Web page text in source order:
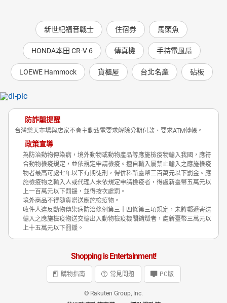
新世紀福音戰士 住宿券 馬頭魚
HONDA本田 CR-V 6 傳真機 手持電風扇
LOEWE Hammock 貨櫃屋 台北名產 砧板
防詐騙提醒
台灣樂天市場與店家不會主動致電要求解除分期付款、要求ATM轉帳。
政策宣導
為防治動物傳染病，境外動物或動物產品等應施檢疫物輸入我國，應符
合動物檢疫規定，並依規定申請檢疫。擅自輸入屬禁止輸入之應施檢疫
物者最高可處七年以下有期徒刑，得併科新臺幣三百萬元以下罰金。應
施檢疫物之輸入人或代理人未依規定申請檢疫者，得處新臺幣五萬元以
上一百萬元以下罰鍰，並得按次處罰。
境外商品不得隨貨贈送應施檢疫物。
收件人違反動物傳染病防治條例第三十四條第三項規定，未將郵遞寄送
輸入之應施檢疫物送交輸出入動物檢疫機關銷燬者，處新臺幣三萬元以
上十五萬元以下罰鍰。
Shopping is Entertainment!
購物指南 常見問題 PC版
© Rakuten Group, Inc.